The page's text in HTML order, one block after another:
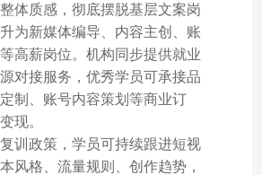
体质感，彻底摆脱基层文案岗
为新媒体编导、内容主创、账
高薪岗位。机构同步提供就业
对接服务，优秀学员可承接品
制、账号内容策划等商业订
现。
训政策，学员可持续跟进短视
风格、流量规则、创作趋势，